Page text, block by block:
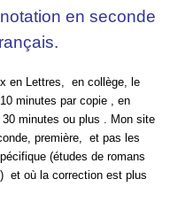
en seconde
en Lettres, en collège, le
minutes par copie , en
minutes ou plus . Mon site
première, et pas les
(études de romans
et où la correction est plus